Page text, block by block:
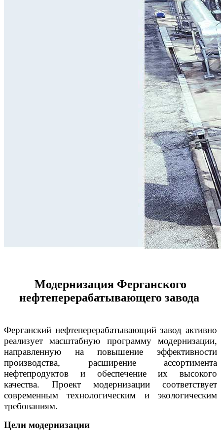
Модернизация Ферганского
нефтеперерабатывающего завода
Ферганский нефтеперерабатывающий завод активно
реализует масштабную программу модернизации,
направленную на повышение эффективности
производства, расширение ассортимента
нефтепродуктов и обеспечение их высокого
качества. Проект модернизации соответствует
современным технологическим и экологическим
требованиям.
Цели модернизации